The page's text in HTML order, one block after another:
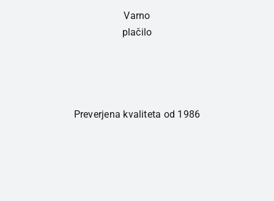
Varno
plačilo
Preverjena kvaliteta od 1986